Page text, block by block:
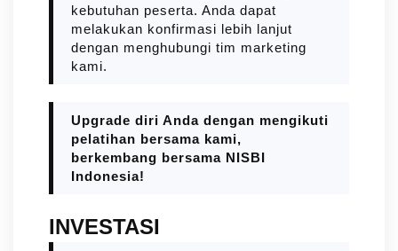
kebutuhan peserta. Anda dapat
melakukan konfirmasi lebih lanjut
dengan menghubungi tim marketing
kami.
Upgrade diri Anda dengan mengikuti
pelatihan bersama kami,
berkembang bersama NISBI
Indonesia!
INVESTASI